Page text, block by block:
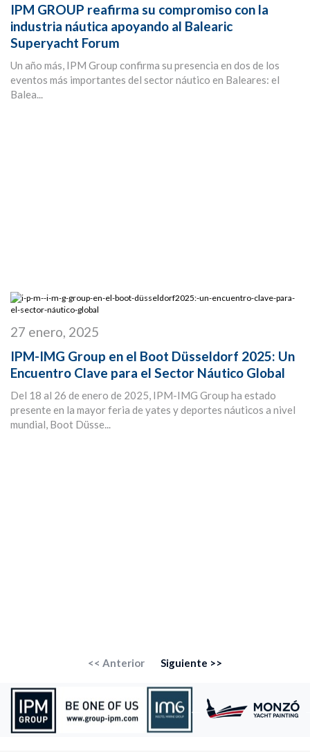
IPM GROUP reafirma su compromiso con la
industria náutica apoyando al Balearic
Superyacht Forum
Un año más, IPM Group confirma su presencia en dos de los
eventos más importantes del sector náutico en Baleares: el
Balea...
27 enero, 2025
IPM-IMG Group en el Boot Düsseldorf 2025: Un
Encuentro Clave para el Sector Náutico Global
Del 18 al 26 de enero de 2025, IPM-IMG Group ha estado
presente en la mayor feria de yates y deportes náuticos a nivel
mundial, Boot Düsse...
<< Anterior Siguiente >>